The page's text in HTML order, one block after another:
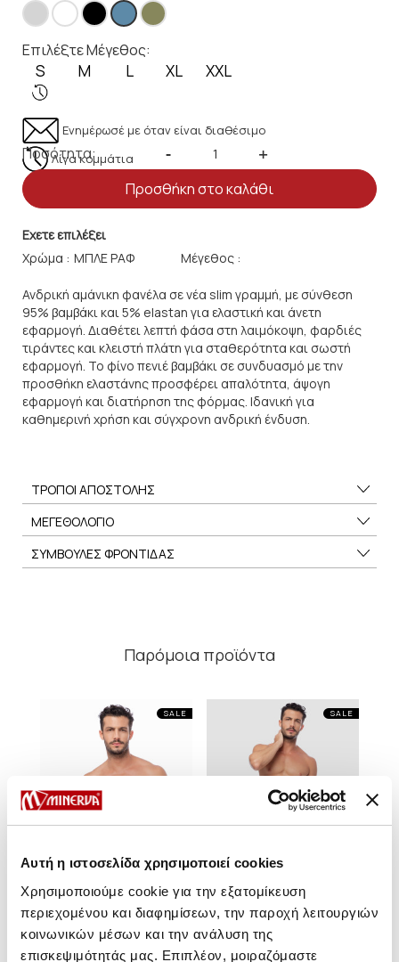
Αυτή η ιστοσελίδα χρησιμοποιεί cookies
Χρησιμοποιούμε cookie για την εξατομίκευση
περιεχομένου και διαφημίσεων, την παροχή λειτουργιών
κοινωνικών μέσων και την ανάλυση της
επισκεψιμότητάς μας. Επιπλέον, μοιραζόμαστε
Επιλέξτε Μέγεθος:
S M L XL XXL
Ενημέρωσέ με όταν είναι διαθέσιμο
Λίγα κομμάτια
Ποσότητα: - +
Προσθήκη στο καλάθι
Εχετε επιλέξει
Χρώμα :
Μέγεθος :
Ανδρική αμάνικη φανέλα σε νέα slim γραμμή, με σύνθεση
95% βαμβάκι και 5% elastan για ελαστική και άνετη
εφαρμογή. Διαθέτει λεπτή φάσα στη λαιμόκοψη, φαρδιές
τιράντες και κλειστή πλάτη για σταθερότητα και σωστή
εφαρμογή. Το φίνο πενιέ βαμβάκι σε συνδυασμό με την
προσθήκη ελαστάνης προσφέρει απαλότητα, άψογη
εφαρμογή και διατήρηση της φόρμας. Ιδανική για
καθημερινή χρήση και σύγχρονη ανδρική ένδυση.
ΤΡΟΠΟΙ ΑΠΟΣΤΟΛΗΣ
ΜΕΓΕΘΟΛΟΓΙΟ
ΣΥΜΒΟΥΛΕΣ ΦΡΟΝΤΙΔΑΣ
Παρόμοια προϊόντα
SALE
Mengear Basic Ανδρικό
SALE
Mengear Basic Ανδρικό